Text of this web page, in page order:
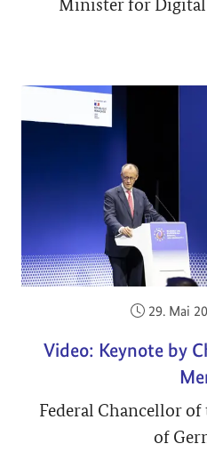
Minister for
29. Mai
Video: Keynote by
Federal Chancellor
of